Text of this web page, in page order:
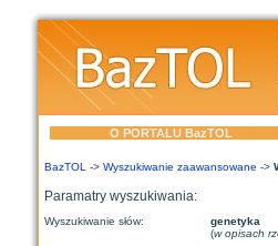
O PORTALU BazTOL
BazTOL -> Wyszukiwanie zaawansowane ->
Paramatry wyszukiwania:
Wyszukiwanie słów:
genetyka
(w opisach